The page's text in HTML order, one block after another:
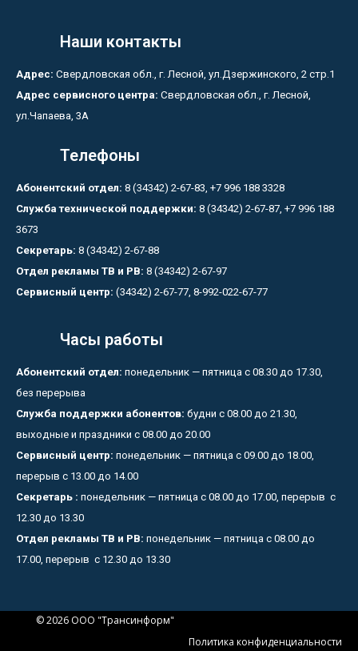
Наши контакты
Адрес: Свердловская обл., г. Лесной, ул.Дзержинского, 2 стр.1
Адрес сервисного центра: Свердловская обл., г. Лесной,
ул.Чапаева, 3А
Телефоны
Абонентский отдел: 8 (34342) 2-67-83, +7 996 188 3328
Служба технической поддержки: 8 (34342) 2-67-87, +7 996 188
3673
Секретарь: 8 (34342) 2-67-88
Отдел рекламы ТВ и РВ: 8 (34342) 2-67-97
Сервисный центр: (34342) 2-67-77, 8-992-022-67-77
Часы работы
Абонентский отдел: понедельник — пятница с 08.30 до 17.30,
без перерыва
Служба поддержки абонентов: будни с 08.00 до 21.30,
выходные и праздники с 08.00 до 20.00
Сервисный центр: понедельник — пятница с 09.00 до 18.00,
перерыв с 13.00 до 14.00
Секретарь : понедельник — пятница с 08.00 до 17.00, перерыв с
12.30 до 13.30
Отдел рекламы ТВ и РВ: понедельник — пятница с 08.00 до
17.00, перерыв с 12.30 до 13.30
© 2026 ООО "Трансинформ"
Политика конфиденциальности